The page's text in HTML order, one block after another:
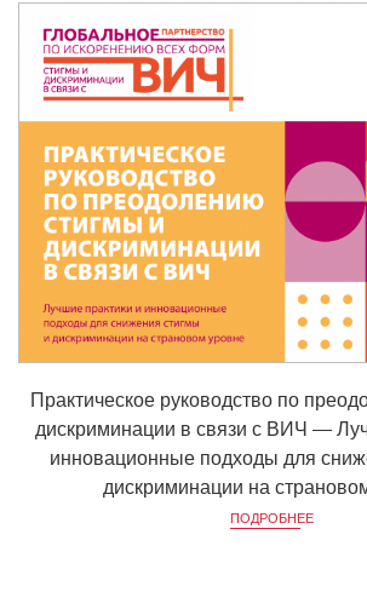
Практическое руководство по
дискриминации в связи с ВИЧ —
инновационные подходы для
дискриминации на
ПОДРОБНЕЕ